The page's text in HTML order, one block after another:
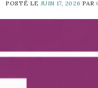
POSTÉ LE JUIN 17, 2026 PAR